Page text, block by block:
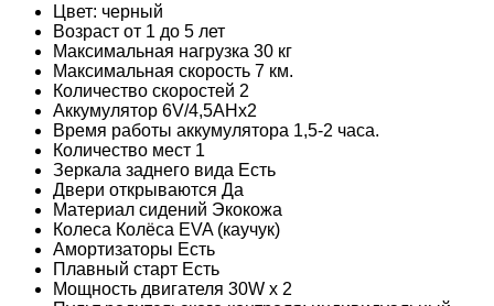
Цвет: черный
Возраст от 1 до 5 лет
Максимальная нагрузка 30 кг
Максимальная скорость 7 км.
Количество скоростей 2
Аккумулятор 6V/4,5AHx2
Время работы аккумулятора 1,5-2 часа.
Количество мест 1
Зеркала заднего вида Есть
Двери открываются Да
Материал сидений Экокожа
Колеса Колёса EVA (каучук)
Амортизаторы Есть
Плавный старт Есть
Мощность двигателя 30W х 2